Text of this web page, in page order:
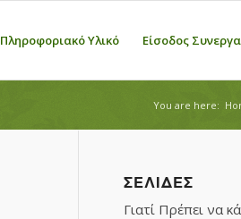
Πληροφοριακό Υλικό Είσοδος
You are here:
ΣΕΛΊΔΕΣ
Γιατί Πρέπει να